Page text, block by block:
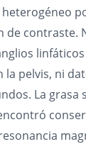
de contraste.
la pelvis, ni
La grasa